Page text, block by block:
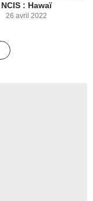
NCIS : Hawaï
26 avril 2022